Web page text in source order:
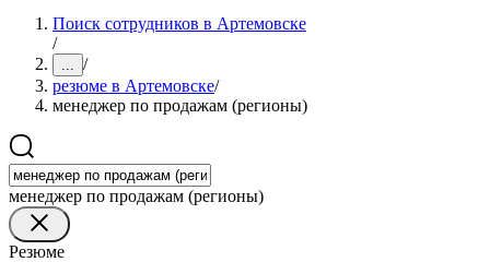
Поиск сотрудников в Артемовске
/
... /
резюме в Артемовске/
менеджер по продажам (регионы)
менеджер по продажам (регионы)
Резюме